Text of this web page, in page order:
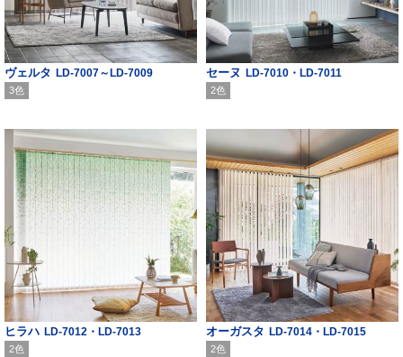
ヴェルタ LD-7007～LD-7009
3色
セーヌ LD-7010・LD-7011
2色
ヒラハ LD-7012・LD-7013
2色
オーガスタ LD-7014・LD-7015
2色